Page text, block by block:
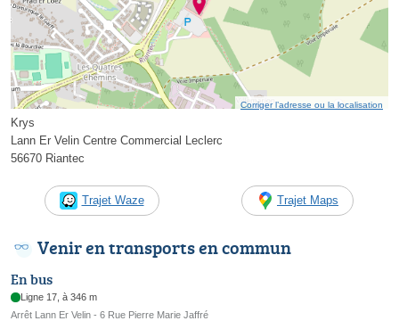
Corriger l’adresse ou la localisation
Krys
Lann Er Velin Centre Commercial Leclerc
56670 Riantec
Trajet Waze Trajet Maps
Venir en transports en commun
En bus
Ligne 17, à 346 m
Arrêt Lann Er Velin - 6 Rue Pierre Marie Jaffré